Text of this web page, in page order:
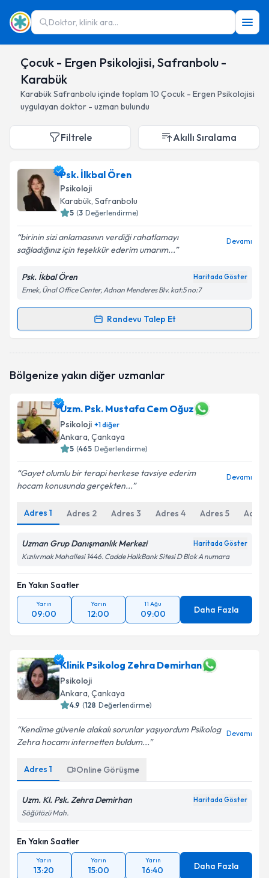
Doktor, klinik ara...
Çocuk - Ergen Psikolojisi, Safranbolu -
Karabük
KarabükSafranbolu içinde toplam 10 Çocuk - Ergen Psikolojisi
uygulayan doktor - uzman bulundu
Filtrele Akıllı Sıralama
Psk. İlkbal Ören
Psikoloji
Karabük, Safranbolu
5 (3 Değerlendirme)
birinin sizi anlamasının verdiği rahatlamayı
sağladığınız için teşekkür ederim umarım...
Devamı
Psk. İkbal Ören Haritada Göster
Emek, Ünal Office Center, Adnan Menderes Blv. kat:5 no:7
Randevu Talep Et
Randevu Takvimi Talebi
Size bu uzmandan randevu almanız için bir takvim
E-posta Adresiniz
Kişisel verilerimin işlenmesine ilişkinAydınlatma
Metni'ni okudum ve kişisel verilerimin belirtilen
Bölgenize yakın diğer uzmanlar
Uzm. Psk. Mustafa Cem Oğuz
Psikoloji +1diğer
Ankara, Çankaya
5 (465 Değerlendirme)
Gayet olumlu bir terapi herkese tavsiye ederim
hocam konusunda gerçekten...
Devamı
Adres 1 Adres 2 Adres 3 Adres 4 Adres 5 Adres
Uzman Grup Danışmanlık Merkezi Haritada Göster
Kızılırmak Mahallesi 1446. Cadde HalkBank Sitesi D Blok A numara
En Yakın Saatler
Yarın
09:00
Yarın
12:00
11 Ağu
09:00 Daha Fazla
Klinik Psikolog Zehra Demirhan
Psikoloji
Ankara, Çankaya
4.9 (128 Değerlendirme)
Kendime güvenle alakalı sorunlar yaşıyordum Psikolog
Zehra hocamı internetten buldum...
Devamı
Adres 1 Online Görüşme
Uzm. Kl. Psk. Zehra Demirhan Haritada Göster
Söğütözü Mah.
En Yakın Saatler
Yarın
13:20
Yarın
15:00
Yarın
16:40 Daha Fazla